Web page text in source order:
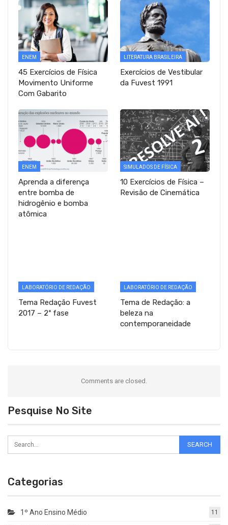
ENEM
45 Exercícios de Física
Movimento Uniforme
Com Gabarito
LITERATURA BRASILEIRA
Exercícios de Vestibular
da Fuvest 1991
ENEM
Aprenda a diferença
entre bomba de
hidrogênio e bomba
atômica
SIMULADOS DE FÍSICA
10 Exercícios de Física –
Revisão de Cinemática
LABORATÓRIO DE REDAÇÃO
Tema Redação Fuvest
2017 – 2ª fase
LABORATÓRIO DE REDAÇÃO
Tema de Redação: a
beleza na
contemporaneidade
Comments are closed.
Pesquise No Site
Categorias
1º Ano Ensino Médio 11